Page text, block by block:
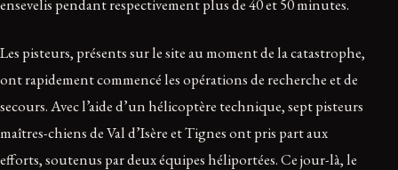
ensevelis pendant respectivement plus de 40 et 50 minutes.
Les pisteurs, présents sur le site au moment de la catastrophe,
ont rapidement commencé les opérations de recherche et de
secours. Avec l’aide d’un hélicoptère technique, sept pisteurs
maîtres-chiens de Val d’Isère et Tignes ont pris part aux
efforts, soutenus par deux équipes héliportées. Ce jour-là, le